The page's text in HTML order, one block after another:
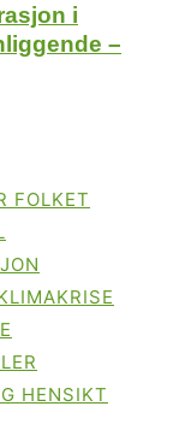
i
–
FOLKET
HENSIKT